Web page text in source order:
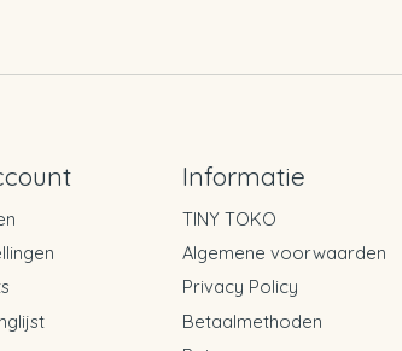
Informatie
TINY TOKO
Algemene voorwaarden
Privacy Policy
Betaalmethoden